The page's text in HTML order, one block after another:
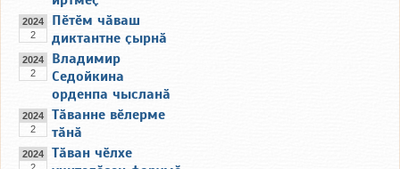
2024
2
Пӗтӗм чӑваш
диктантне ҫырнӑ
2024
2
Владимир
Седойкина
орденпа чысланӑ
2024
2
Тӑванне вӗлерме
тӑнӑ
2024
Тӑван чӗлхе